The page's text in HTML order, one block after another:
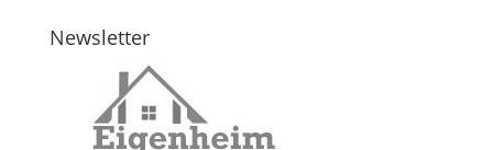
Newsletter